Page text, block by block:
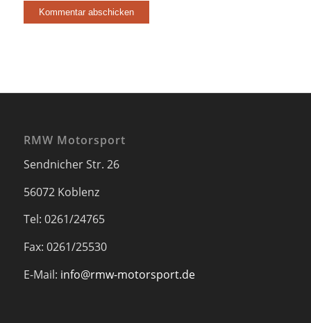
RMW Motorsport
Sendnicher Str. 26
56072 Koblenz
Tel: 0261/24765
Fax: 0261/25530
E-Mail: info@rmw-motorsport.de